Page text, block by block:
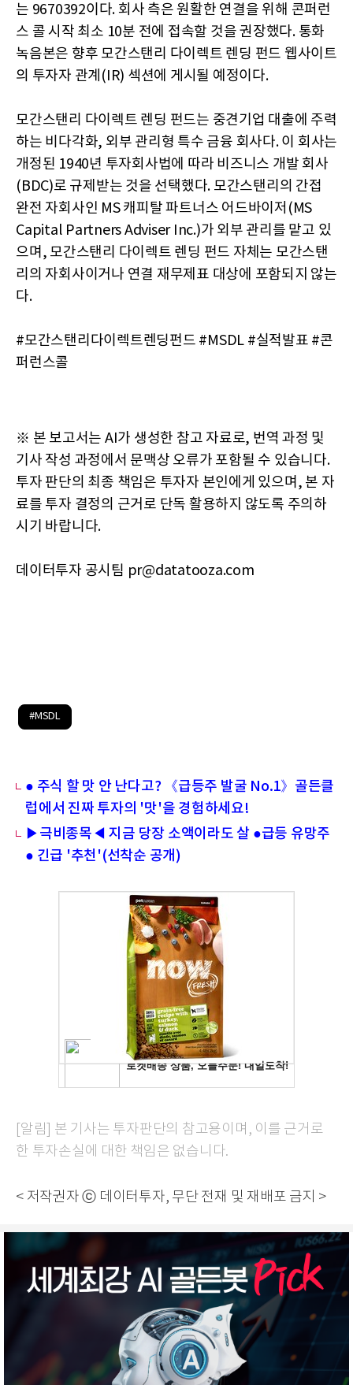
는 9670392이다. 회사 측은 원활한 연결을 위해 콘퍼런
스 콜 시작 최소 10분 전에 접속할 것을 권장했다. 통화
녹음본은 향후 모간스탠리 다이렉트 렌딩 펀드 웹사이트
의 투자자 관계(IR) 섹션에 게시될 예정이다.
모간스탠리 다이렉트 렌딩 펀드는 중견기업 대출에 주력
하는 비다각화, 외부 관리형 특수 금융 회사다. 이 회사는
개정된 1940년 투자회사법에 따라 비즈니스 개발 회사
(BDC)로 규제받는 것을 선택했다. 모간스탠리의 간접
완전 자회사인 MS 캐피탈 파트너스 어드바이저(MS
Capital Partners Adviser Inc.)가 외부 관리를 맡고 있
으며, 모간스탠리 다이렉트 렌딩 펀드 자체는 모간스탠
리의 자회사이거나 연결 재무제표 대상에 포함되지 않는
다.
#모간스탠리다이렉트렌딩펀드 #MSDL #실적발표 #콘
퍼런스콜
※ 본 보고서는 AI가 생성한 참고 자료로, 번역 과정 및
기사 작성 과정에서 문맥상 오류가 포함될 수 있습니다.
투자 판단의 최종 책임은 투자자 본인에게 있으며, 본 자
료를 투자 결정의 근거로 단독 활용하지 않도록 주의하
시기 바랍니다.
데이터투자 공시팀 pr@datatooza.com
#MSDL
● 주식 할 맛 안 난다고? 《급등주 발굴 No.1》골든클
럽에서 진짜 투자의 '맛'을 경험하세요!
▶극비종목◀ 지금 당장 소액이라도 살 ●급등 유망주
● 긴급 '추천'(선착순 공개)
[알림] 본 기사는 투자판단의 참고용이며, 이를 근거로
한 투자손실에 대한 책임은 없습니다.
< 저작권자 ⓒ 데이터투자, 무단 전재 및 재배포 금지 >